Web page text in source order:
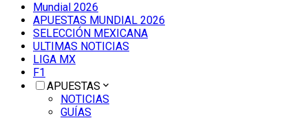
Mundial 2026
APUESTAS MUNDIAL 2026
SELECCIÓN MEXICANA
ULTIMAS NOTICIAS
LIGA MX
F1
APUESTAS
NOTICIAS
GUÍAS